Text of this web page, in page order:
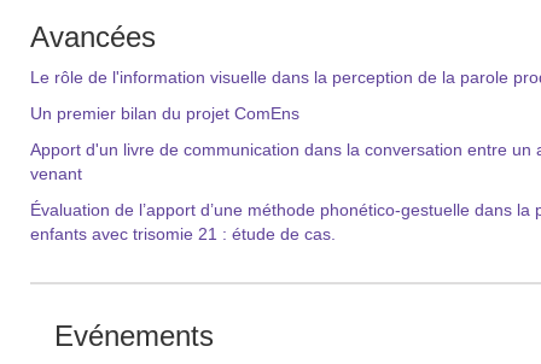
Avancées
Le rôle de l'information visuelle dans la perception de la parole
Un premier bilan du projet ComEns
Apport d'un livre de communication dans la conversation entre
venant
Évaluation de l’apport d’une méthode phonético-gestuelle dans
enfants avec trisomie 21 : étude de cas.
Evénements